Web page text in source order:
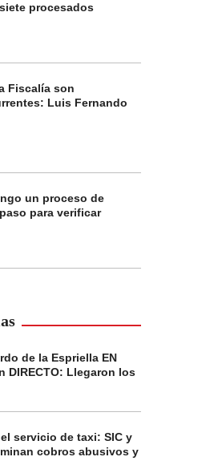
procesados
Fiscalía son
Luis Fernando
un proceso de
para verificar
de la Espriella EN
DIRECTO: Llegaron los
servicio de taxi: SIC y
cobros abusivos y